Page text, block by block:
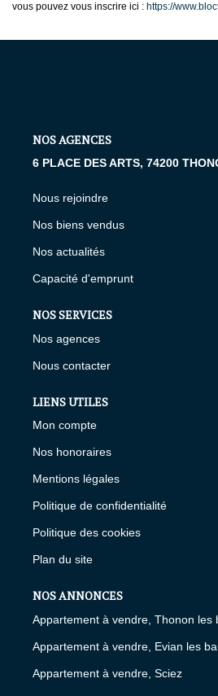
vous pouvez vous inscrire ici : https://
NOS AGENCES
6 PLACE DES ARTS, 74200
Nous rejoindre
Nos biens vendus
Nos actualités
Capacité d'emprunt
NOS SERVICES
Nos agences
Nous contacter
LIENS UTILES
Mon compte
Nos honoraires
Mentions légales
Politique de confidentialité
Politique des cookies
Plan du site
NOS ANNONCES
Appartement à vendre, Thonon les
Appartement à vendre, Evian les
Appartement à vendre, Sciez